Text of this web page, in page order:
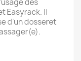
des
Easyrack. Il
d'un dosseret